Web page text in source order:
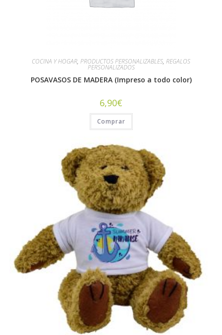
COCINA Y HOGAR, PRODUCTOS PERSONALIZABLES, REGALOS
PERSONALIZADOS
POSAVASOS DE MADERA (Impreso a todo color)
6,90€
Comprar